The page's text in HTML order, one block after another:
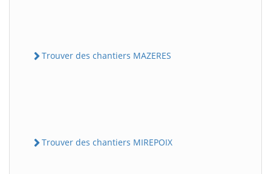
Trouver des chantiers MAZERES
Trouver des chantiers MIREPOIX